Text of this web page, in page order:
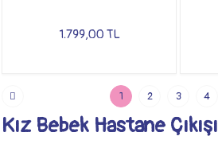
1.799,00 TL
1 2 3 4
Kız Bebek Hastane Çıkışı